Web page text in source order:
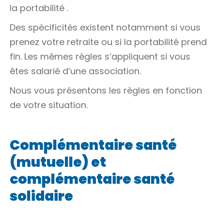
la portabilité .
Des spécificités existent notamment si vous
prenez votre retraite ou si la portabilité prend
fin. Les mêmes règles s’appliquent si vous
êtes salarié d’une association.
Nous vous présentons les règles en fonction
de votre situation.
Complémentaire santé
(mutuelle) et
complémentaire santé
solidaire